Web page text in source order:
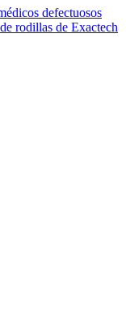
defectuosos
rodillas de Exactech